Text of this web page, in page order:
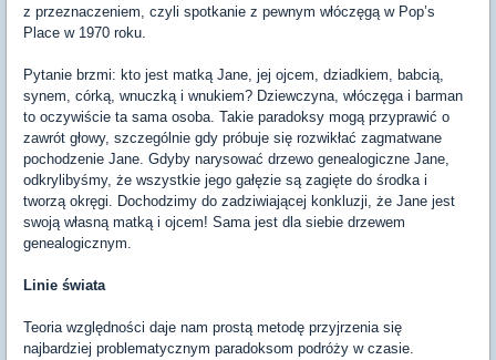
z przeznaczeniem, czyli spotkanie z pewnym włóczęgą w Pop’s
Place w 1970 roku.
Pytanie brzmi: kto jest matką Jane, jej ojcem, dziadkiem, babcią,
synem, córką, wnuczką i wnukiem? Dziewczyna, włóczęga i barman
to oczywiście ta sama osoba. Takie paradoksy mogą przyprawić o
zawrót głowy, szczególnie gdy próbuje się rozwikłać zagmatwane
pochodzenie Jane. Gdyby narysować drzewo genealogiczne Jane,
odkrylibyśmy, że wszystkie jego gałęzie są zagięte do środka i
tworzą okręgi. Dochodzimy do zadziwiającej konkluzji, że Jane jest
swoją własną matką i ojcem! Sama jest dla siebie drzewem
genealogicznym.
Linie świata
Teoria względności daje nam prostą metodę przyjrzenia się
najbardziej problematycznym paradoksom podróży w czasie.